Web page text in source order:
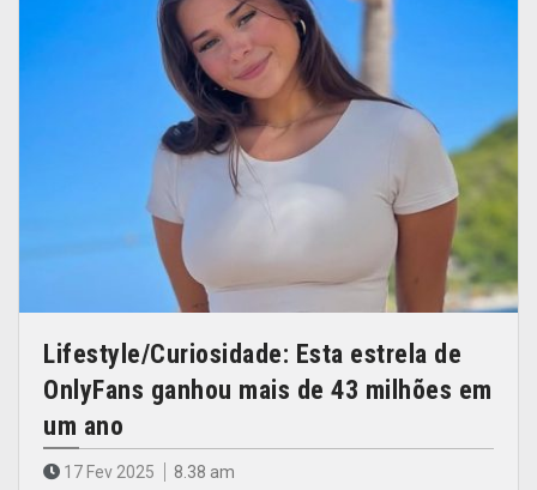
Lifestyle/Curiosidade: Esta estrela de
OnlyFans ganhou mais de 43 milhões em
um ano
17 Fev 2025 8.38 am